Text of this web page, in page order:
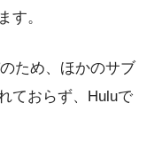
す。
のため、ほかのサブ
ておらず、Huluで